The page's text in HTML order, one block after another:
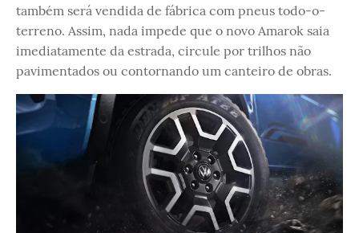
também será vendida de fábrica com pneus todo-o-
terreno. Assim, nada impede que o novo Amarok saia
imediatamente da estrada, circule por trilhos não
pavimentados ou contornando um canteiro de obras.